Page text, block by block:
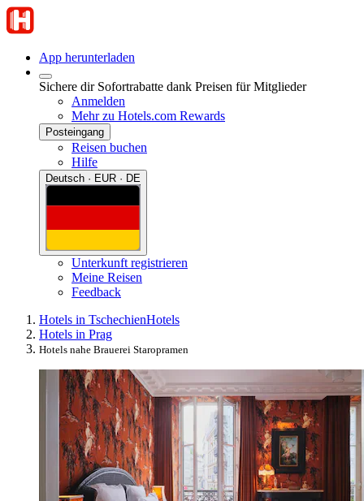
App herunterladen
Sichere dir Sofortrabatte dank Preisen für Mitglieder
Anmelden
Mehr zu Hotels.com Rewards
Posteingang
Reisen buchen
Hilfe
Deutsch · EUR · DE
Unterkunft registrieren
Meine Reisen
Feedback
Hotels in TschechienHotels
Hotels in Prag
Hotels nahe Brauerei Staropramen